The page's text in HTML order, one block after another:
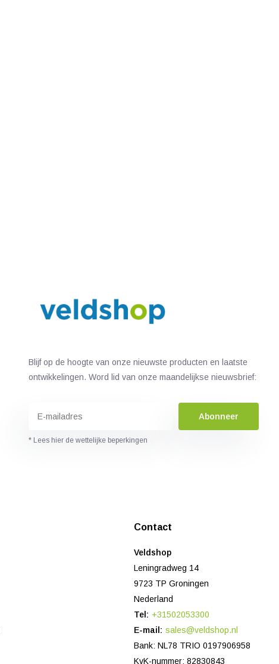
Blijf op de hoogte van onze nieuwste producten en laatste
ontwikkelingen. Word lid van onze maandelijkse nieuwsbrief:
Abonneer
* Lees hier de wettelijke beperkingen
Contact
Veldshop
Leningradweg 14
9723 TP Groningen
Nederland
Tel: +31502053300
E-mail: sales@veldshop.nl
Bank: NL78 TRIO 0197906958
KvK-nummer: 82830843